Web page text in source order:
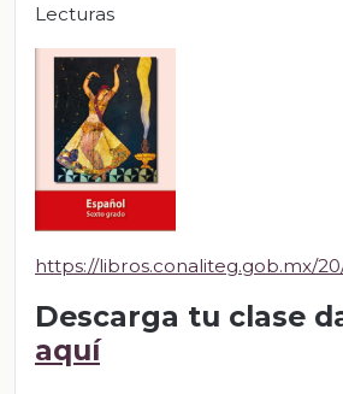
Lecturas
https://libros.conaliteg.gob.mx/
Descarga tu clase
aquí